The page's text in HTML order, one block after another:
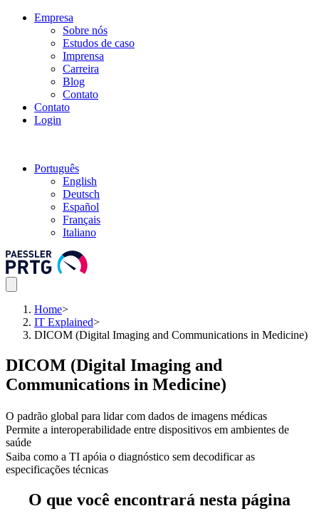
Empresa
Sobre nós
Estudos de caso
Imprensa
Carreira
Blog
Contato
Contato
Login
Português
English
Deutsch
Español
Français
Italiano
Home>
IT Explained>
DICOM (Digital Imaging and Communications in Medicine)
DICOM (Digital Imaging and
Communications in Medicine)
O padrão global para lidar com dados de imagens médicas
Permite a interoperabilidade entre dispositivos em ambientes de
saúde
Saiba como a TI apóia o diagnóstico sem decodificar as
especificações técnicas
O que você encontrará nesta página